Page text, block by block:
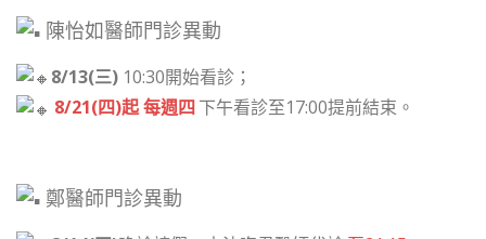
陳怡如醫師門診異動
8/13(三) 10:30開始看診；
8/21(四)起 每週四下午看診至17:00提前結束。
鄭醫師門診異動